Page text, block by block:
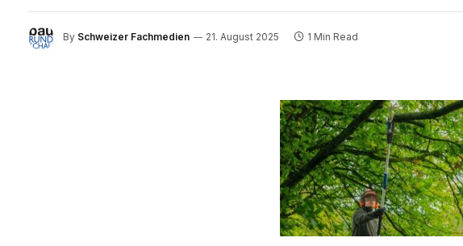
By Schweizer Fachmedien 21. August 2025 1 Min Read